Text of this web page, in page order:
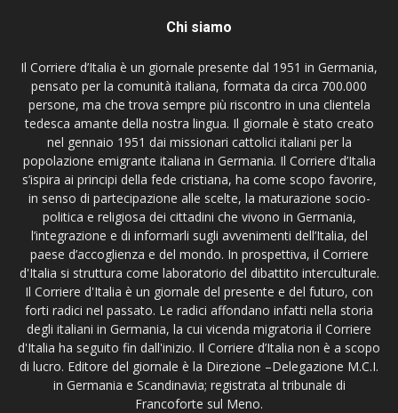
Chi siamo
Il Corriere d’Italia è un giornale presente dal 1951 in Germania,
pensato per la comunità italiana, formata da circa 700.000
persone, ma che trova sempre più riscontro in una clientela
tedesca amante della nostra lingua. Il giornale è stato creato
nel gennaio 1951 dai missionari cattolici italiani per la
popolazione emigrante italiana in Germania. Il Corriere d’Italia
s’ispira ai principi della fede cristiana, ha come scopo favorire,
in senso di partecipazione alle scelte, la maturazione socio-
politica e religiosa dei cittadini che vivono in Germania,
l’integrazione e di informarli sugli avvenimenti dell’Italia, del
paese d’accoglienza e del mondo. In prospettiva, il Corriere
d'Italia si struttura come laboratorio del dibattito interculturale.
Il Corriere d'Italia è un giornale del presente e del futuro, con
forti radici nel passato. Le radici affondano infatti nella storia
degli italiani in Germania, la cui vicenda migratoria il Corriere
d'Italia ha seguito fin dall'inizio. Il Corriere d’Italia non è a scopo
di lucro. Editore del giornale è la Direzione –Delegazione M.C.I.
in Germania e Scandinavia; registrata al tribunale di
Francoforte sul Meno.